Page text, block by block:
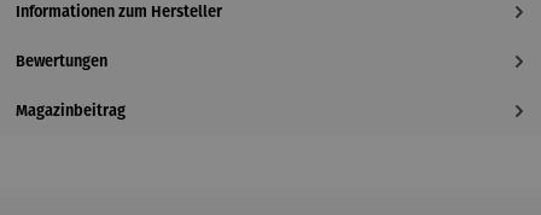
Informationen zum Hersteller
Bewertungen
Magazinbeitrag